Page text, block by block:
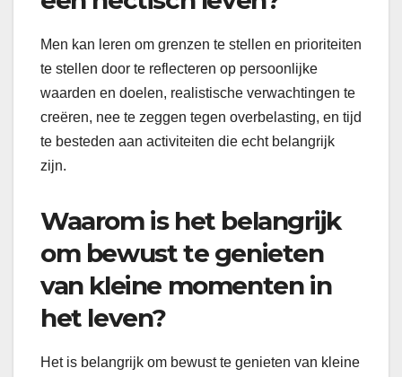
Men kan leren om grenzen te stellen en prioriteiten
te stellen door te reflecteren op persoonlijke
waarden en doelen, realistische verwachtingen te
creëren, nee te zeggen tegen overbelasting, en tijd
te besteden aan activiteiten die echt belangrijk
zijn.
Waarom is het belangrijk
om bewust te genieten
van kleine momenten in
het leven?
Het is belangrijk om bewust te genieten van kleine